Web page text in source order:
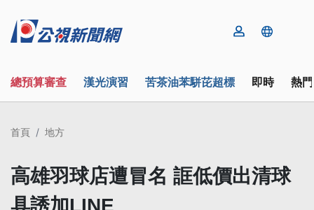
總預算審查 漢光演習 苦茶油苯駢芘超標 即時 熱
首頁 地方
高雄羽球店遭冒名 誆低價出清球
具誘加LINE